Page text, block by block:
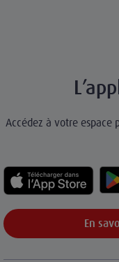
Accédez à votre espace
En